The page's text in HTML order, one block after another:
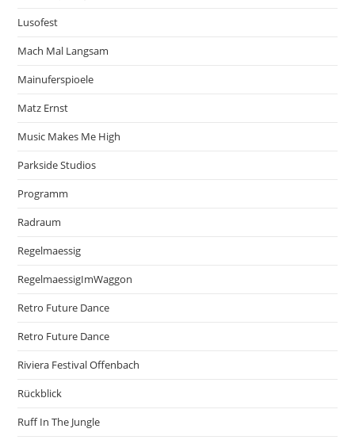
Lusofest
Mach Mal Langsam
Mainuferspioele
Matz Ernst
Music Makes Me High
Parkside Studios
Programm
Radraum
Regelmaessig
RegelmaessigImWaggon
Retro Future Dance
Retro Future Dance
Riviera Festival Offenbach
Rückblick
Ruff In The Jungle